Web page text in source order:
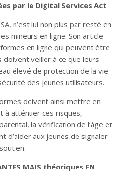
par le Digital Services Act
n’est lui non plus par resté en
mineurs en ligne. Son article
en ligne qui peuvent être
veiller à ce que leurs
élevé de protection de la vie
des jeunes utilisateurs.
doivent ainsi mettre en
à atténuer ces risques,
la vérification de l’âge et
d’aider aux jeunes de signaler
MAIS théoriques EN